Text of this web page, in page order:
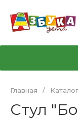
Главная / Каталог
Стул